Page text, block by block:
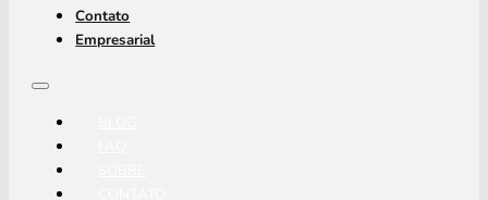
Contato
Empresarial